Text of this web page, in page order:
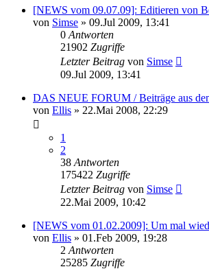
[NEWS vom 09.07.09]: Editieren von
von Simse » 09.Jul 2009, 13:41
0 Antworten
21902 Zugriffe
Letzter Beitrag von Simse
09.Jul 2009, 13:41
DAS NEUE FORUM / Beiträge aus
von Ellis » 22.Mai 2008, 22:29
1
2
38 Antworten
175422 Zugriffe
Letzter Beitrag von Simse
22.Mai 2009, 10:42
[NEWS vom 01.02.2009]: Um mal
von Ellis » 01.Feb 2009, 19:28
2 Antworten
25285 Zugriffe